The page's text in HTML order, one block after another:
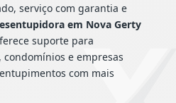
serviço com garantia e
em Nova Gerty
suporte para
e empresas
com mais